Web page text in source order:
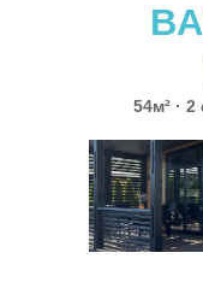
Послуги
Правила
54м² ·